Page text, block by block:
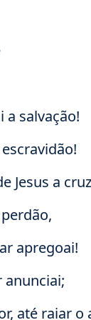
a salvação!
Jesus a
apregoai!
anunciai;
até raiar o